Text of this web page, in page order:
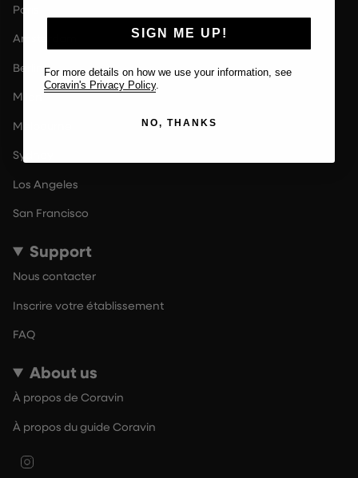
Paris
Amsterdam
Berlin
Milan
Melbourne
Sydney
Los Angeles
San Francisco
Support
Nous contacter
Inscrire votre établissement
FAQ
About us
À propos de Coravin
À propos du guide Coravin
SIGN ME UP!
For more details on how we use your information, see
Coravin's Privacy Policy.
NO, THANKS